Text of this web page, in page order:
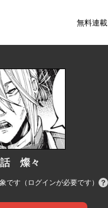
無料連載
話 燦々
です（ログインが必要です）